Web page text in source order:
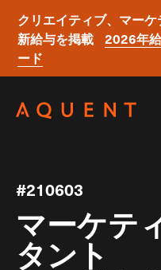
クリエイティブ、マー
新給与を掲載
2026年
ード
#210603
マーケテ
タント